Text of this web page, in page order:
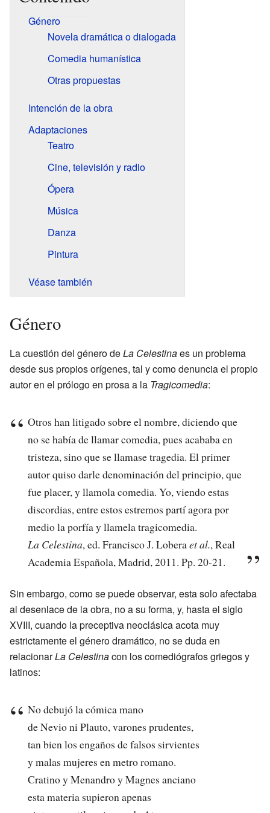
Género
Novela dramática o dialogada
Comedia humanística
Otras propuestas
Intención de la obra
Adaptaciones
Teatro
Cine, televisión y radio
Ópera
Música
Danza
Pintura
Véase también
Género
La cuestión del género deLa Celestinaes un problema
desde sus propios orígenes, tal y como denuncia el propio
autor en el prólogo en prosa a la Tragicomedia:
Otros han litigado sobre el nombre, diciendo que
no se había de llamar comedia, pues acababa en
tristeza, sino que se llamase tragedia. El primer
autor quiso darle denominación del principio, que
fue placer, y llamola comedia. Yo, viendo estas
discordias, entre estos estremos partí agora por
medio la porfía y llamela tragicomedia.
La Celestina, ed. Francisco J. Loberaet al., Real
Academia Española, Madrid, 2011. Pp. 20-21.
Sin embargo, como se puede observar, esta solo afectaba
al desenlace de la obra, no a su forma, y, hasta el siglo
XVIII, cuando la preceptiva neoclásica acota muy
estrictamente el género dramático, no se duda en
relacionarLa Celestinacon los comediógrafos griegos y
latinos:
No debujó la cómica mano
de Nevio ni Plauto, varones prudentes,
tan bien los engaños de falsos sirvientes
y malas mujeres en metro romano.
Cratino y Menandro y Magnes anciano
esta materia supieron apenas